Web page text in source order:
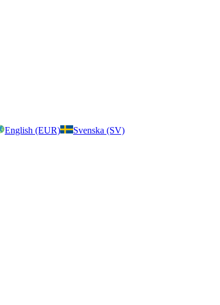
English (EUR) Svenska (SV)